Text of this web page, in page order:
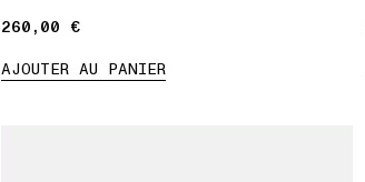
260,00 €
260,00 €
AJOUTER AU PANIER